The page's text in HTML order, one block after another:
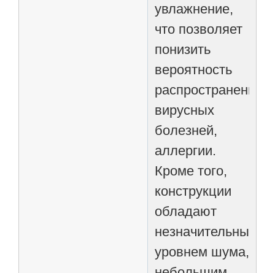
увлажнение,
что позволяет
понизить
вероятность
распространения
вирусных
болезней,
аллергии.
Кроме того,
конструкции
обладают
незначительным
уровнем шума,